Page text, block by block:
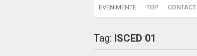
EVENIMENTE TOP CONTACT
Tag: ISCED 01